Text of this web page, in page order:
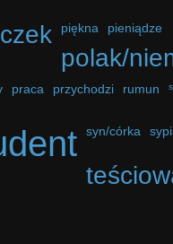
piękna pieniądze
polak/
praca przychodzi rumun
syn/córka